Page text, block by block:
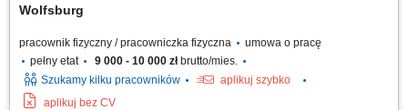
Wolfsburg
pracownik fizyczny / pracowniczka fizyczna
umowa o pracę
pełny etat
9 000 - 10 000 złbrutto/mies.
Szukamy kilku pracowników
aplikuj szybko
aplikuj bez CV